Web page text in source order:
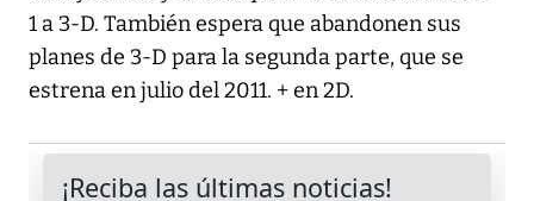
1 a 3-D. También espera que abandonen sus
planes de 3-D para la segunda parte, que se
estrena en julio del 2011. + en 2D.